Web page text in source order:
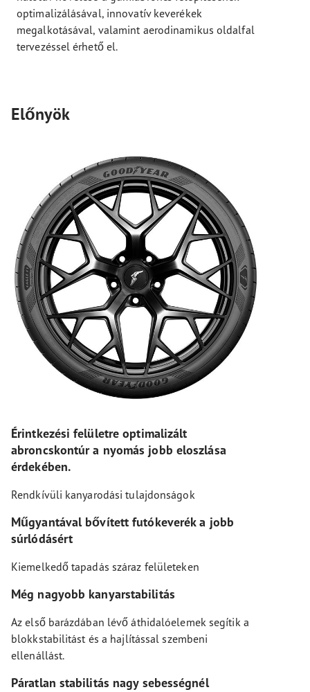
optimalizálásával, innovatív keverékek
megalkotásával, valamint aerodinamikus oldalfal
tervezéssel érhető el.
Előnyök
Érintkezési felületre optimalizált
abroncskontúr a nyomás jobb eloszlása
érdekében.
Rendkívüli kanyarodási tulajdonságok
Műgyantával bővített futókeverék a jobb
súrlódásért
Kiemelkedő tapadás száraz felületeken
Még nagyobb kanyarstabilitás
Az első barázdában lévő áthidalóelemek segítik a
blokkstabilitást és a hajlítással szembeni
ellenállást.
Páratlan stabilitás nagy sebességnél